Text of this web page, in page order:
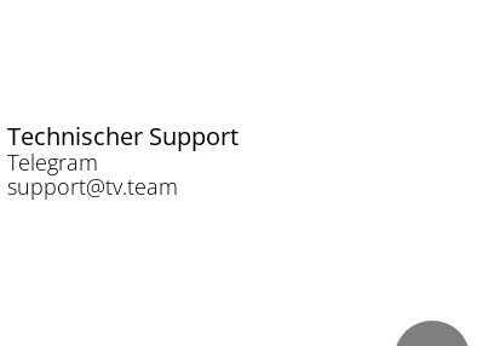
Technischer Support
Telegram
support@tv.team